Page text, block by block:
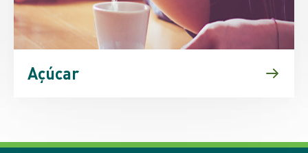
Açúcar